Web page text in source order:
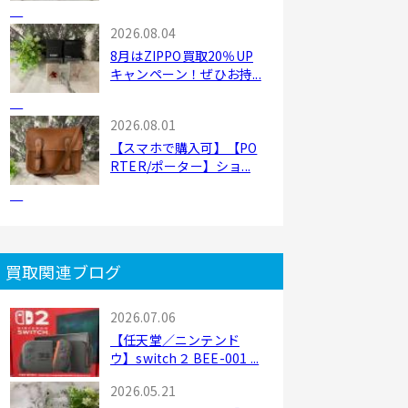
2026.08.04
8月はZIPPO買取20％UP
キャンペーン！ぜひお持...
2026.08.01
【スマホで購入可】【PO
RTER/ポーター】ショ...
買取関連ブログ
2026.07.06
【任天堂／ニンテンド
ウ】switch２ BEE-001 ...
2026.05.21